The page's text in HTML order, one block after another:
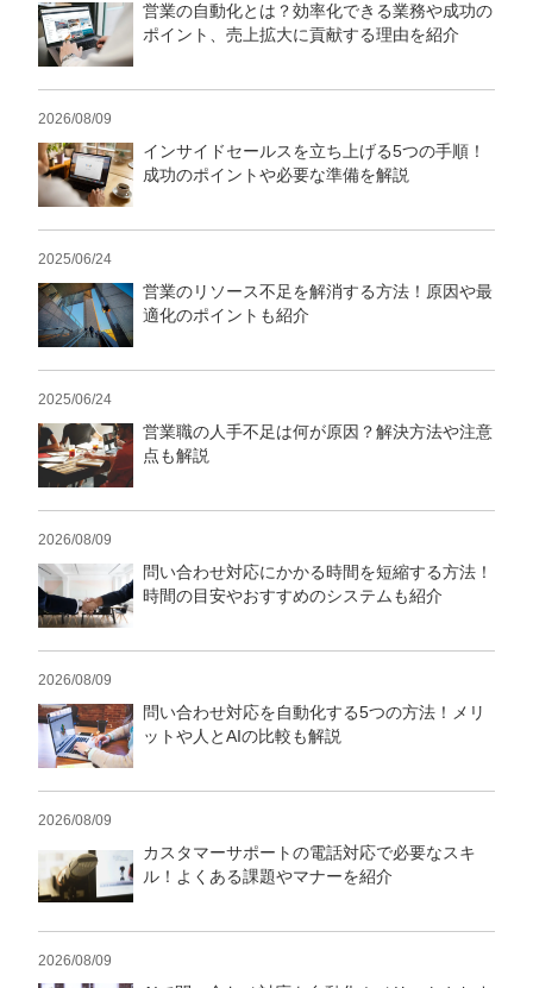
ドする
StockSun株式会社〒160-0023 東京都新宿区西新宿3丁目8番3号 新
都心丸善ビル7階
サイトマッププライバシーポリシー
営業の自動化とは？効率化できる業務や成功の
ポイント、売上拡大に貢献する理由を紹介
2026/08/09
インサイドセールスを立ち上げる5つの手順！
成功のポイントや必要な準備を解説
2025/06/24
営業のリソース不足を解消する方法！原因や最
適化のポイントも紹介
2025/06/24
営業職の人手不足は何が原因？解決方法や注意
点も解説
2026/08/09
問い合わせ対応にかかる時間を短縮する方法！
時間の目安やおすすめのシステムも紹介
2026/08/09
問い合わせ対応を自動化する5つの方法！メリ
ットや人とAIの比較も解説
2026/08/09
カスタマーサポートの電話対応で必要なスキ
ル！よくある課題やマナーを紹介
2026/08/09